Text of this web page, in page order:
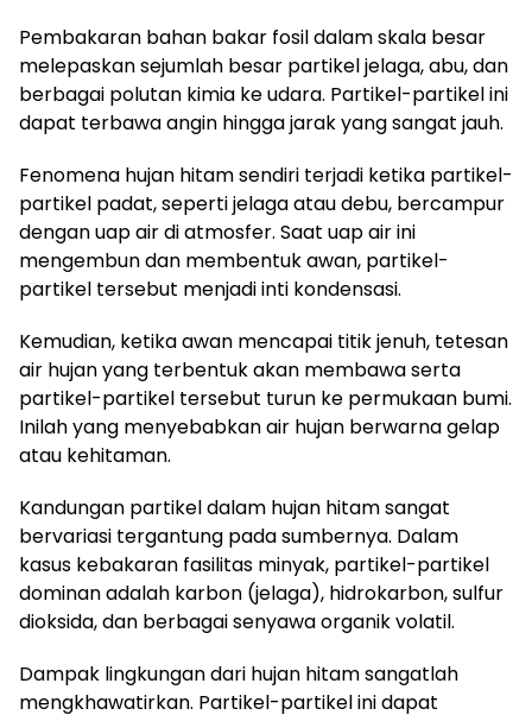
Pembakaran bahan bakar fosil dalam skala besar
melepaskan sejumlah besar partikel jelaga, abu, dan
berbagai polutan kimia ke udara. Partikel-partikel ini
dapat terbawa angin hingga jarak yang sangat jauh.
Fenomena hujan hitam sendiri terjadi ketika partikel-
partikel padat, seperti jelaga atau debu, bercampur
dengan uap air di atmosfer. Saat uap air ini
mengembun dan membentuk awan, partikel-
partikel tersebut menjadi inti kondensasi.
Kemudian, ketika awan mencapai titik jenuh, tetesan
air hujan yang terbentuk akan membawa serta
partikel-partikel tersebut turun ke permukaan bumi.
Inilah yang menyebabkan air hujan berwarna gelap
atau kehitaman.
Kandungan partikel dalam hujan hitam sangat
bervariasi tergantung pada sumbernya. Dalam
kasus kebakaran fasilitas minyak, partikel-partikel
dominan adalah karbon (jelaga), hidrokarbon, sulfur
dioksida, dan berbagai senyawa organik volatil.
Dampak lingkungan dari hujan hitam sangatlah
mengkhawatirkan. Partikel-partikel ini dapat